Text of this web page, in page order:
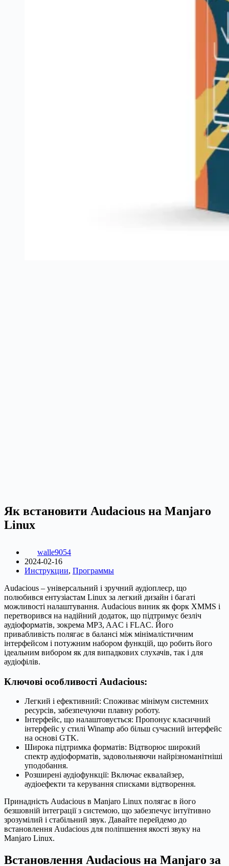
Як встановити Audacious на Manjaro
Linux
walle9054
2024-02-16
Инструкции, Программы
Audacious – універсальний і зручний аудіоплеєр, що
полюбився ентузіастам Linux за легкий дизайн і багаті
можливості налаштування. Audacious виник як форк XMMS і
перетворився на надійний додаток, що підтримує безліч
аудіоформатів, зокрема MP3, AAC і FLAC. Його
привабливість полягає в балансі між мінімалістичним
інтерфейсом і потужним набором функцій, що робить його
ідеальним вибором як для випадкових слухачів, так і для
аудіофілів.
Ключові особливості Audacious:
Легкий і ефективний: Споживає мінімум системних
ресурсів, забезпечуючи плавну роботу.
Інтерфейс, що налаштовується: Пропонує класичний
інтерфейс у стилі Winamp або більш сучасний інтерфейс
на основі GTK.
Широка підтримка форматів: Відтворює широкий
спектр аудіоформатів, задовольняючи найрізноманітніші
уподобання.
Розширені аудіофункції: Включає еквалайзер,
аудіоефекти та керування списками відтворення.
Принадність Audacious в Manjaro Linux полягає в його
безшовній інтеграції з системою, що забезпечує інтуїтивно
зрозумілий і стабільний звук. Давайте перейдемо до
встановлення Audacious для поліпшення якості звуку на
Manjaro Linux.
Встановлення Audacious на Manjaro за